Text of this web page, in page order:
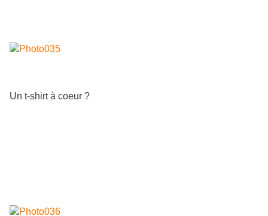
Un t-shirt à coeur ?